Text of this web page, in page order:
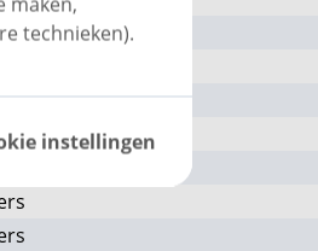
technieken).
instellingen